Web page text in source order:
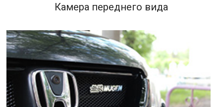
Камера переднего вида